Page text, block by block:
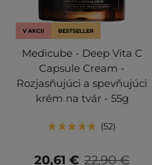
V AKCII BESTSELLER
Medicube - Deep Vita C
Capsule Cream -
Rozjasňujúci a spevňujúci
krém na tvár - 55g
52
22,90 €
20,61 €